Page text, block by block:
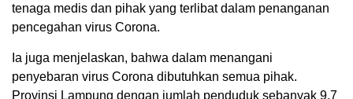
tenaga medis dan pihak yang terlibat dalam penanganan
pencegahan virus Corona.
Ia juga menjelaskan, bahwa dalam menangani
penyebaran virus Corona dibutuhkan semua pihak.
Provinsi Lampung dengan jumlah penduduk sebanyak 9,7